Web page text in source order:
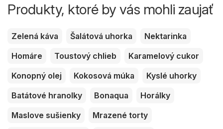
Produkty, ktoré by vás mohli zaujať
Zelená káva Šalátová uhorka
Nektarinka
Homáre
Toustový chlieb
Karamelový cukor
Konopný olej
Kokosová múka
Kyslé uhorky
Batátové hranolky
Bonaqua
Horálky
Maslove sušienky
Mrazené torty